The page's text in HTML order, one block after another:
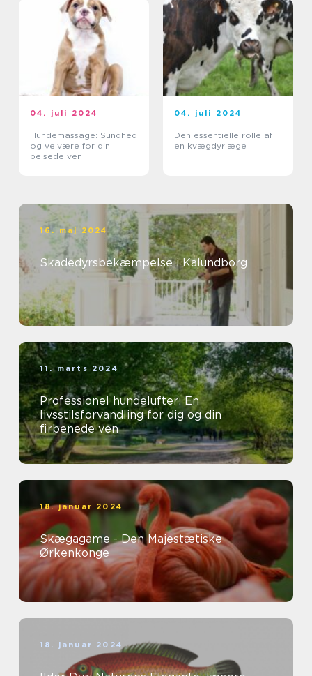
04. juli 2024
Hundemassage: Sundhed
og velvære for din
pelsede ven
04. juli 2024
Den essentielle rolle af
en kvægdyrlæge
16. maj 2024
Skadedyrsbekæmpelse i Kalundborg
11. marts 2024
Professionel hundelufter: En
livsstilsforvandling for dig og din
firbenede ven
18. januar 2024
Skægagame - Den Majestætiske
Ørkenkonge
18. januar 2024